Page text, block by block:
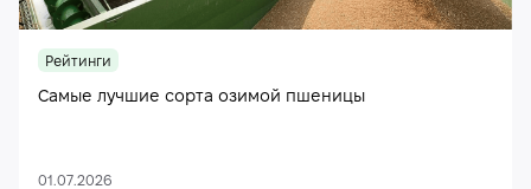
Рейтинги
Самые лучшие сорта озимой пшеницы
01.07.2026